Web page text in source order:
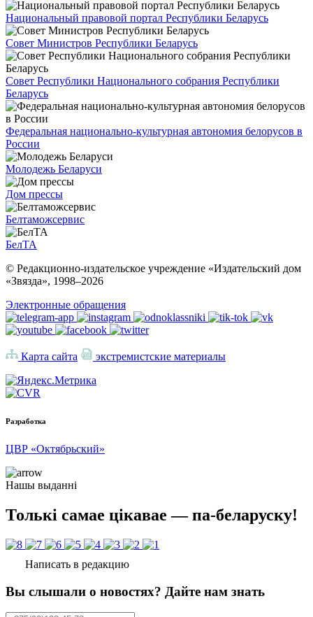
Национальный правовой портал Республики Беларусь
Совет Министров Республики Беларусь
Совет Республики Национального собрания Республики
Беларусь
Федеральная национально-культурная автономия белорусов в
России
Молодежь Беларуси
Дом прессы
Белтаможсервис
БелТА
© Редакционно-издательское учреждение «Издательский дом
«Звязда», 1998–2026
Электронные обращения
Карта сайта экстремистские материалы
Разработка
ЦВР «Октябрьский»
Нашы выданні
Толькі самае цікавае — па-беларуску!
Написать в редакцию
Вы слышали о новостях? Дайте нам знать